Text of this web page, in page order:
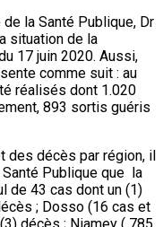
la Santé Publique, Dr
situation de la
17 juin 2020. Aussi,
comme suit : au
réalisés dont 1.020
893 sortis guéris
des décès par région, il
Publique que la
de 43 cas dont un (1)
; Dosso (16 cas et
décès ; Niamey ( 785